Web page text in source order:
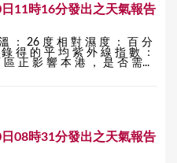
11時16分發出之天氣報告
： 26 度 相 對 濕 度 ： 百 分
得 的 平 均 紫 外 線 指 數 ：
正 影 響 本 港 ， 是 否 需...
08時31分發出之天氣報告